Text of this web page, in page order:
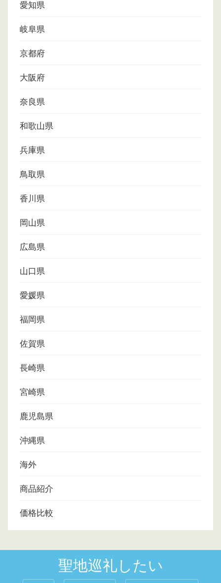
愛知県
岐阜県
京都府
大阪府
奈良県
和歌山県
兵庫県
鳥取県
香川県
岡山県
広島県
山口県
愛媛県
福岡県
佐賀県
長崎県
宮崎県
鹿児島県
沖縄県
海外
商品紹介
価格比較
聖地巡礼したい